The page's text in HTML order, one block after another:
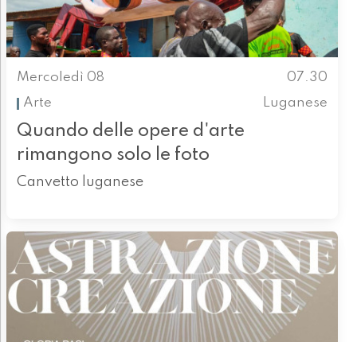
Mercoledì 08
07.30
Arte
Luganese
Quando delle opere d'arte
rimangono solo le foto
Canvetto luganese